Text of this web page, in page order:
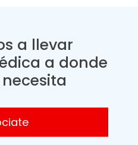
a llevar
a donde